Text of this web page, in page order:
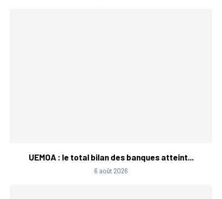
UEMOA : le total bilan des banques atteint...
6 août 2026